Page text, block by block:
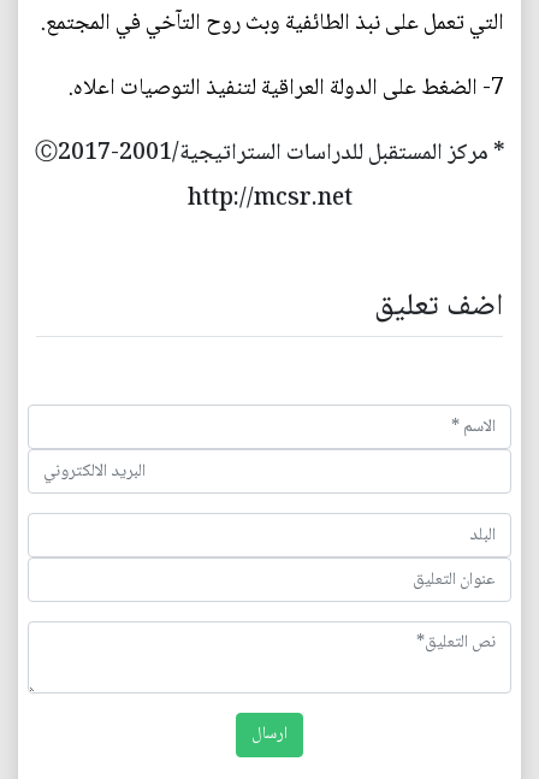
التي تعمل على نبذ الطائفية وبث روح التآخي في المجتمع.
7- الضغط على الدولة العراقية لتنفيذ التوصيات اعلاه.
* مركز المستقبل للدراسات الستراتيجية/2001-Ⓒ2017
http://mcsr.net
اضف تعليق